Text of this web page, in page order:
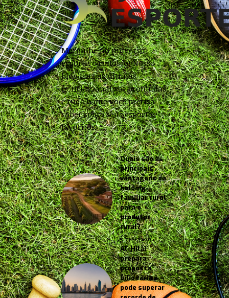
Mergulhe no universo
esportivo conosco! Nosso
blog traz as últimas
notícias, análises profundas
e tudo o que você precisa
saber sobre seus esportes
favoritos.
Quais são as
principais
vantagens da
holding
familiar rural
para o
produtor
rural?
3 MESES AGO
Al-Hilal
prepara
proposta
bilionária e
pode superar